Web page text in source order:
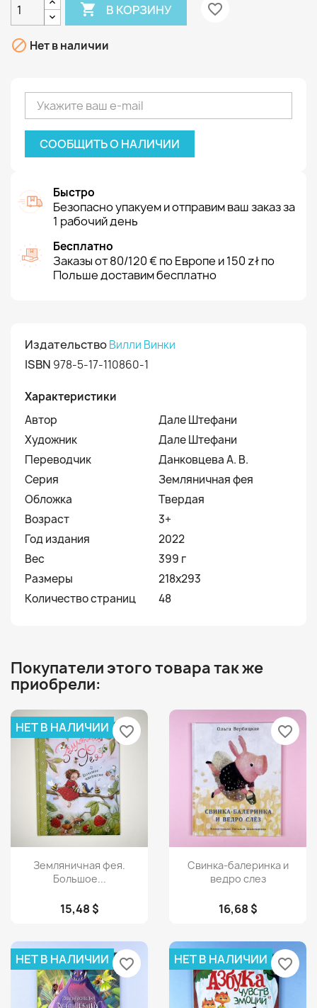
 В КОРЗИНУ favorite_border
 Нет в наличии
СООБЩИТЬ О НАЛИЧИИ
Быстро
Безопасно упакуем и отправим ваш заказ за
1 рабочий день
Бесплатно
Заказы от 80/120 € по Европе и 150 zł по
Польше доставим бесплатно
ИздательствоВилли Винки
ISBN 978-5-17-110860-1
Характеристики
Автор
Дале Штефани
Художник
Дале Штефани
Переводчик
Данковцева А. В.
Серия
Земляничная фея
Обложка
Твердая
Возраст
3+
Год издания
2022
Вес
399 г
Размеры
218х293
Количество страниц
48
Покупатели этого товара так же
приобрели:
Просмотр
Земляничная фея.
Большое...
15,48 $
НЕТ В НАЛИЧИИ favorite_border
Просмотр
Свинка-балеринка и
ведро слез
16,68 $
favorite_border
НЕТ В НАЛИЧИИ favorite_border НЕТ В НАЛИЧИИ favorite_border